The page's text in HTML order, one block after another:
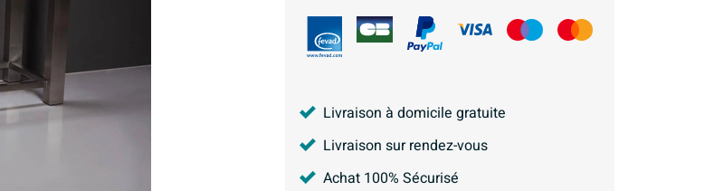
Livraison à domicile gratuite
Livraison sur rendez-vous
Achat 100% Sécurisé